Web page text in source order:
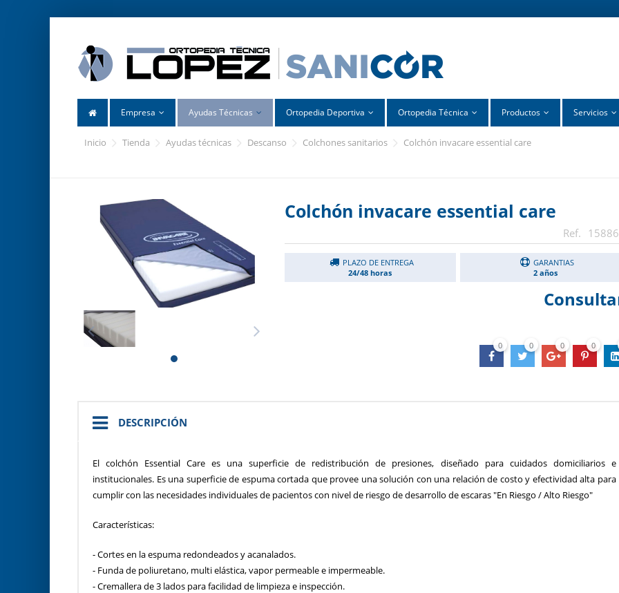
Empresa Ayudas Técnicas Ortopedia Deportiva Ortopedia Técnica Productos Servicios
inicio tienda ayudas técnicas descanso colchones sanitarios colchón invacare essential care
Colchón invacare essential care
PLAZO DE ENTREGA
24/48 horas
GARANTIAS
2 años
0 0 0 0
DESCRIPCIÓN
El colchón Essential Care es una superficie de redistribución de presiones, diseñado para cuidados domiciliarios e
institucionales. Es una superficie de espuma cortada que provee una solución con una relación de costo y efectividad alta para
cumplir con las necesidades individuales de pacientos con nivel de riesgo de desarrollo de escaras "En Riesgo / Alto Riesgo"
Características:
- Cortes en la espuma redondeados y acanalados.
- Funda de poliuretano, multi elástica, vapor permeable e impermeable.
- Cremallera de 3 lados para facilidad de limpieza e inspección.